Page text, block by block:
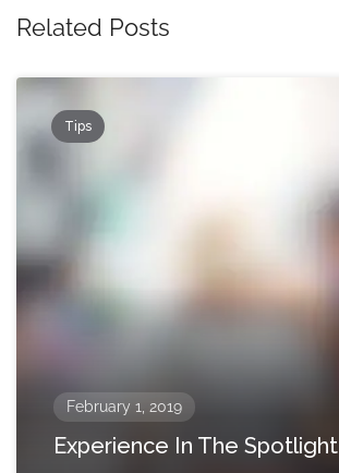
Related Posts
Tips
February 1, 2019
Experience In The Spotlight